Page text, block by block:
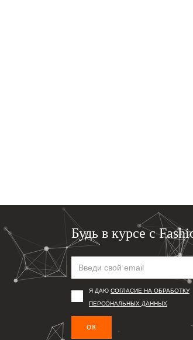
Будь в курсе с
Я ДАЮ СОГЛАСИЕ НА ОБРАБОТКУ
ПЕРСОНАЛЬНЫХ ДАННЫХ
ОК